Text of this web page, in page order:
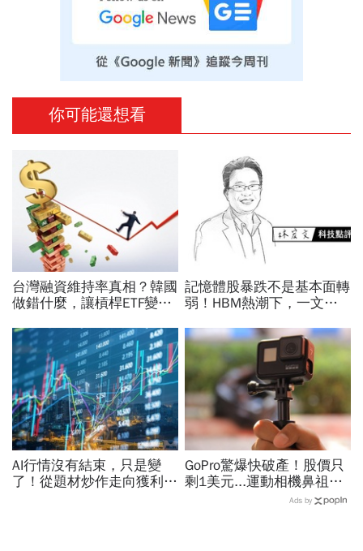
你可能還想看
台灣融資維持率真相？韓國
做錯什麼，讓槓桿ETF變風
解
記憶體股暴跌不是基本面轉
弱！HBM熱潮下，一文看
AI行情沒有結束，只是變
了！從題材炒作走向獲利驗
GoPro驚爆快破產！股價只
剩1美元...運動相機鼻祖為
何摔落神壇？公司曝致命一
Ads by